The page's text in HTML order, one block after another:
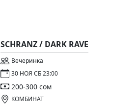
SCHRANZ / DARK RAVE
Вечеринка
30 НОЯ СБ 23:00
200-300 сом
КОМБИНАТ